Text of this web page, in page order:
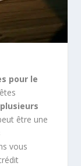
pour le
être une
vous